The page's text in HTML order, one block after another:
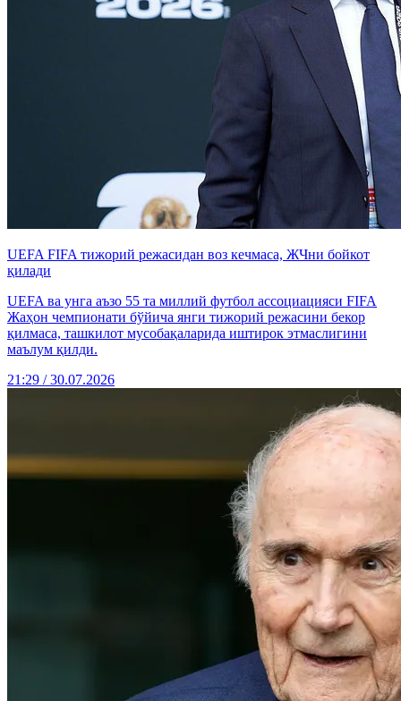
UEFA FIFA тижорий режасидан воз кечмаса, ЖЧни бойкот
қилади
UEFA ва унга аъзо 55 та миллий футбол ассоциацияси FIFA
Жаҳон чемпионати бўйича янги тижорий режасини бекор
қилмаса, ташкилот мусобақаларида иштирок этмаслигини
маълум қилди.
21:29 / 30.07.2026